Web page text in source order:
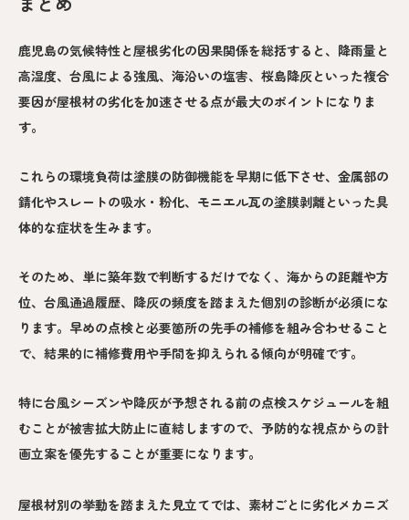
鹿児島の気候特性と屋根劣化の因果関係を総括すると、降雨量と
高湿度、台風による強風、海沿いの塩害、桜島降灰といった複合
要因が屋根材の劣化を加速させる点が最大のポイントになりま
す。
これらの環境負荷は塗膜の防御機能を早期に低下させ、金属部の
錆化やスレートの吸水・粉化、モニエル瓦の塗膜剥離といった具
体的な症状を生みます。
そのため、単に築年数で判断するだけでなく、海からの距離や方
位、台風通過履歴、降灰の頻度を踏まえた個別の診断が必須にな
ります。早めの点検と必要箇所の先手の補修を組み合わせること
で、結果的に補修費用や手間を抑えられる傾向が明確です。
特に台風シーズンや降灰が予想される前の点検スケジュールを組
むことが被害拡大防止に直結しますので、予防的な視点からの計
画立案を優先することが重要になります。
屋根材別の挙動を踏まえた見立てでは、素材ごとに劣化メカニズ